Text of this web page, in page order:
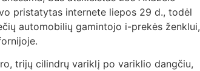
pristatytas internete liepos 29 d., todėl
automobilių gamintojo i-prekės ženklui,
trijų cilindrų variklį po variklio dangčiu,